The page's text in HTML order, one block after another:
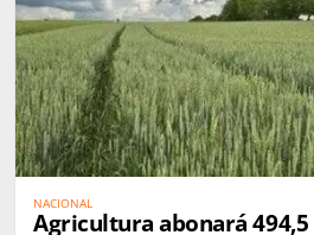
NACIONAL
Agricultura abonará